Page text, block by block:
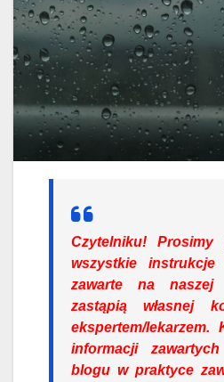
Czytelniku! Prosimy
wszystkie
zawarte na naszej
zastąpią własnej
ekspertem/lekarzem.
informacji
blogu w praktyce